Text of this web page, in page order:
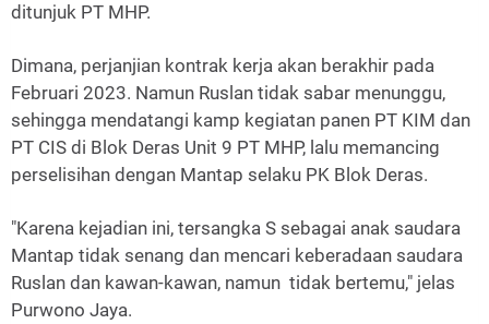
ditunjuk PT MHP.
Dimana, perjanjian kontrak kerja akan berakhir pada
Februari 2023. Namun Ruslan tidak sabar menunggu,
sehingga mendatangi kamp kegiatan panen PT KIM dan
PT CIS di Blok Deras Unit 9 PT MHP, lalu memancing
perselisihan dengan Mantap selaku PK Blok Deras.
"Karena kejadian ini, tersangka S sebagai anak saudara
Mantap tidak senang dan mencari keberadaan saudara
Ruslan dan kawan-kawan, namun tidak bertemu," jelas
Purwono Jaya.